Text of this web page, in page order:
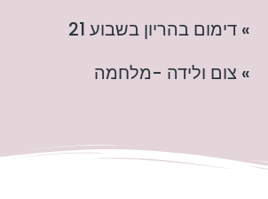
» דימום בהריון בשבוע 21
» צום ולידה -מלחמה